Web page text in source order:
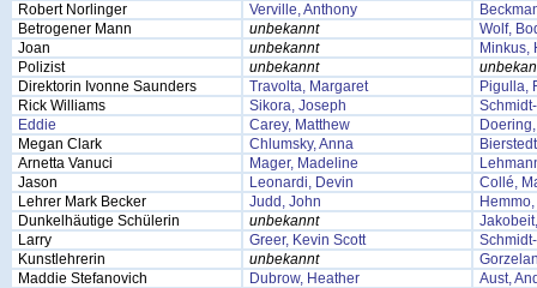
Robert Norlinger
Verville, Anthony
Betrogener Mann
unbekannt
Wolf,
Joan
unbekannt
Minkus,
Polizist
unbekannt
Direktorin Ivonne Saunders
Travolta, Margaret
Pigulla,
Rick Williams
Sikora, Joseph
Eddie
Carey, Matthew
Megan Clark
Chlumsky, Anna
Arnetta Vanuci
Mager, Madeline
Jason
Leonardi, Devin
Collé,
Lehrer Mark Becker
Judd, John
Dunkelhäutige Schülerin
unbekannt
Larry
Greer, Kevin Scott
Kunstlehrerin
unbekannt
Maddie Stefanovich
Dubrow, Heather
Aust,